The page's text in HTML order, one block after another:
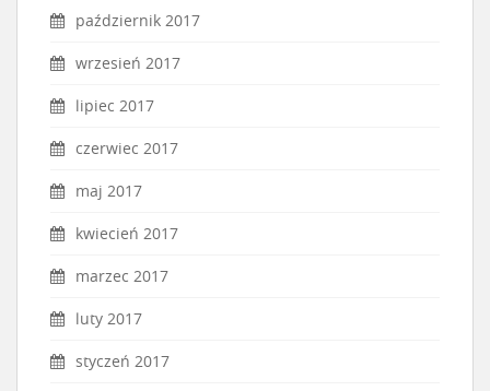
październik 2017
wrzesień 2017
lipiec 2017
czerwiec 2017
maj 2017
kwiecień 2017
marzec 2017
luty 2017
styczeń 2017